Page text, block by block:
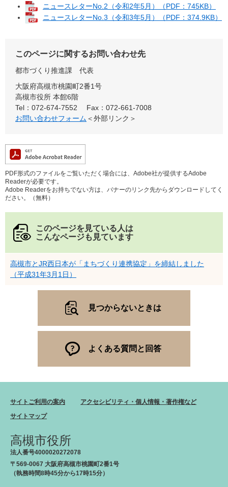
ニュースレターNo.2（令和2年5月）（PDF：745KB）
ニュースレターNo.3（令和3年5月）（PDF：374.9KB）
このページに関するお問い合わせ先
都市づくり推進課
代表
大阪府高槻市桃園町2番1号
高槻市役所 本館6階
Tel：072-674-7552
Fax：072-661-7008
お問い合わせフォーム ＜外部リンク＞
PDF形式のファイルをご覧いただく場合には、Adobe社が提供するAdobe
Readerが必要です。
Adobe Readerをお持ちでない方は、バナーのリンク先からダウンロードしてく
ださい。（無料）
このページを見ている人は
こんなページも見ています
高槻市とJR西日本が「まちづくり連携協定」を締結しました
（平成31年3月1日）
見つからないときは
よくある質問と回答
サイトご利用の案内
アクセシビリティ・個人情報・著作権など
サイトマップ
高槻市役所
法人番号4000020272078
〒569-0067 大阪府高槻市桃園町2番1号
（執務時間8時45分から17時15分）